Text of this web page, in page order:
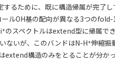
るために、既に構造帰属が完了し
ールOH基の配向が異なる3つの
+のスペクトルはextend型に帰属で
ないが、このバンドはN-H+伸縮振
はextend構造のみをとることが分か